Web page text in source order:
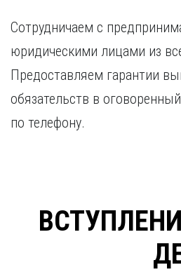
Сотрудничаем с
юридическими лицами из
Предоставляем гарантии
обязательств в
по телефону.